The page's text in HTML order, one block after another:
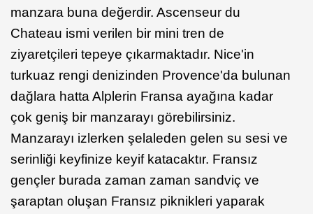
manzara buna değerdir. Ascenseur du
Chateau ismi verilen bir mini tren de
ziyaretçileri tepeye çıkarmaktadır. Nice'in
turkuaz rengi denizinden Provence'da bulunan
dağlara hatta Alplerin Fransa ayağına kadar
çok geniş bir manzarayı görebilirsiniz.
Manzarayı izlerken şelaleden gelen su sesi ve
serinliği keyfinize keyif katacaktır. Fransız
gençler burada zaman zaman sandviç ve
şaraptan oluşan Fransız piknikleri yaparak